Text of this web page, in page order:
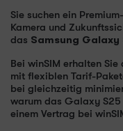
Sie suchen ein
Kamera und
das Samsung Galaxy
Bei winSIM erhalten
mit flexiblen Tarif-
bei gleichzeitig
warum das Galaxy
einem Vertrag bei